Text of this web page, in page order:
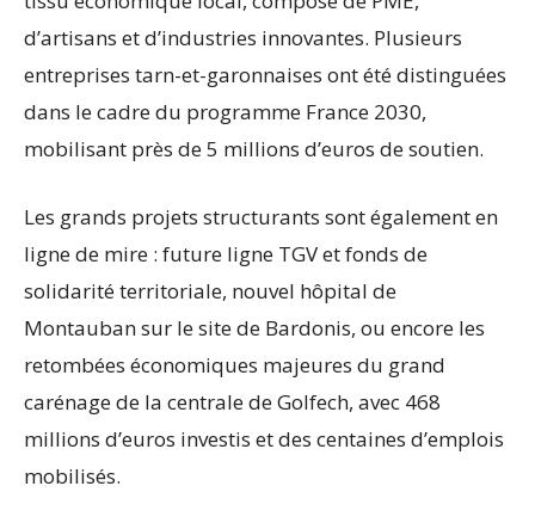
d’artisans et d’industries innovantes. Plusieurs
entreprises tarn-et-garonnaises ont été distinguées
dans le cadre du programme France 2030,
mobilisant près de 5 millions d’euros de soutien.
Les grands projets structurants sont également en
ligne de mire : future ligne TGV et fonds de
solidarité territoriale, nouvel hôpital de
Montauban sur le site de Bardonis, ou encore les
retombées économiques majeures du grand
carénage de la centrale de Golfech, avec 468
millions d’euros investis et des centaines d’emplois
mobilisés.